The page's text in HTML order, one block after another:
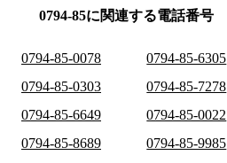
0794-85に関連する電話番号
0794-85-0078 0794-85-6305
0794-85-0303
0794-85-7278
0794-85-6649
0794-85-0022
0794-85-8689
0794-85-9985